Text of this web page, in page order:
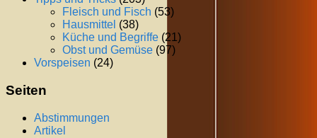
Fleisch und Fisch (53)
Hausmittel (38)
Küche und Begriffe (21)
Obst und Gemüse (97)
Vorspeisen (24)
Seiten
Abstimmungen
Artikel